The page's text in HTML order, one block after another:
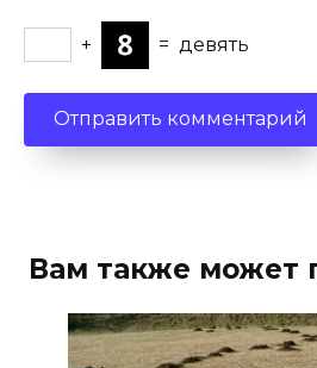
+ = девять
Вам также может